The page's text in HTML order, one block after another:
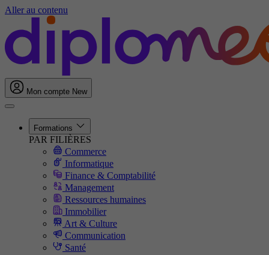
Aller au contenu
Mon compte New
Formations
PAR FILIÈRES
Commerce
Informatique
Finance & Comptabilité
Management
Ressources humaines
Immobilier
Art & Culture
Communication
Santé